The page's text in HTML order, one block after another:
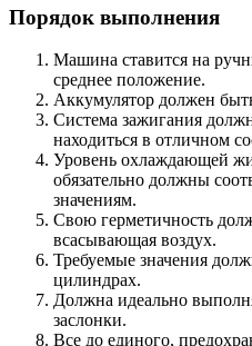
Порядок выполнения
Машина ставится на
среднее положение.
Аккумулятор должен
Система зажигания
находиться в отличном
Уровень охлаждающей
обязательно должны
значениям.
Свою герметичность
всасывающая воздух.
Требуемые значения
цилиндрах.
Должна идеально
заслонки.
Все до единого,